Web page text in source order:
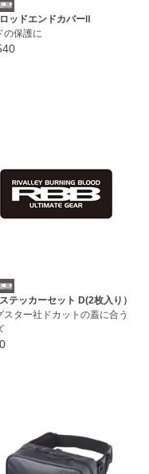
ッドエンドカバーⅡ
の保護に
テッカーセット D(2枚入り）
スター社ドカットの蓋に合う